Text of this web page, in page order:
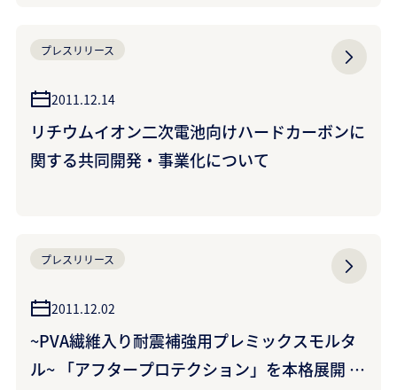
プレスリリース
2011.12.14
リチウムイオン二次電池向けハードカーボンに
関する共同開発・事業化について
プレスリリース
2011.12.02
~PVA繊維入り耐震補強用プレミックスモルタ
ル~ 「アフタープロテクション」を本格展開 ~